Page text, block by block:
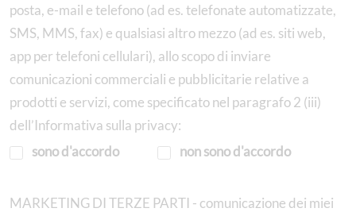
posta, e-mail e telefono (ad es. telefonate automatizzate,
SMS, MMS, fax) e qualsiasi altro mezzo (ad es. siti web,
app per telefoni cellulari), allo scopo di inviare
comunicazioni commerciali e pubblicitarie relative a
prodotti e servizi, come specificato nel paragrafo 2 (iii)
dell’Informativa sulla privacy:
sono d'accordo
non sono d'accordo
MARKETING DI TERZE PARTI - comunicazione dei miei